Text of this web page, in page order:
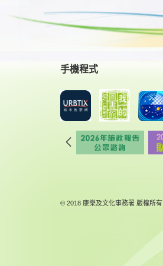
手機程式
© 2018 康樂及文化事務署 版權所有